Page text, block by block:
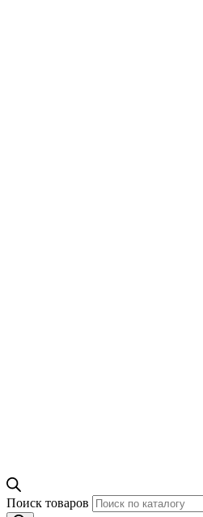
Поиск товаров